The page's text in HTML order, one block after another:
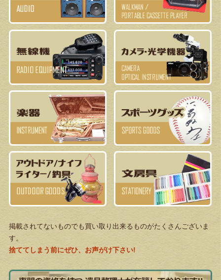
掲載されてないものでも買い取り出来るものがたくさんございま
す。
捨ててしまう前にぜひ、お声がけ下さい!